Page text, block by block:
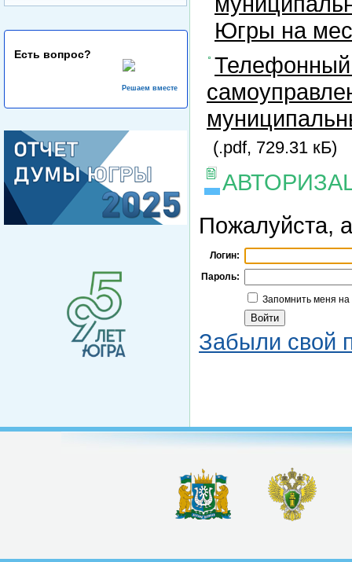
Есть вопрос?
Решаем вместе
Югры на
Телефонный
(.pdf, 729.31 кБ)
Пожалуйста,
Логин:
Пароль:
Запомнить меня
Забыли свой